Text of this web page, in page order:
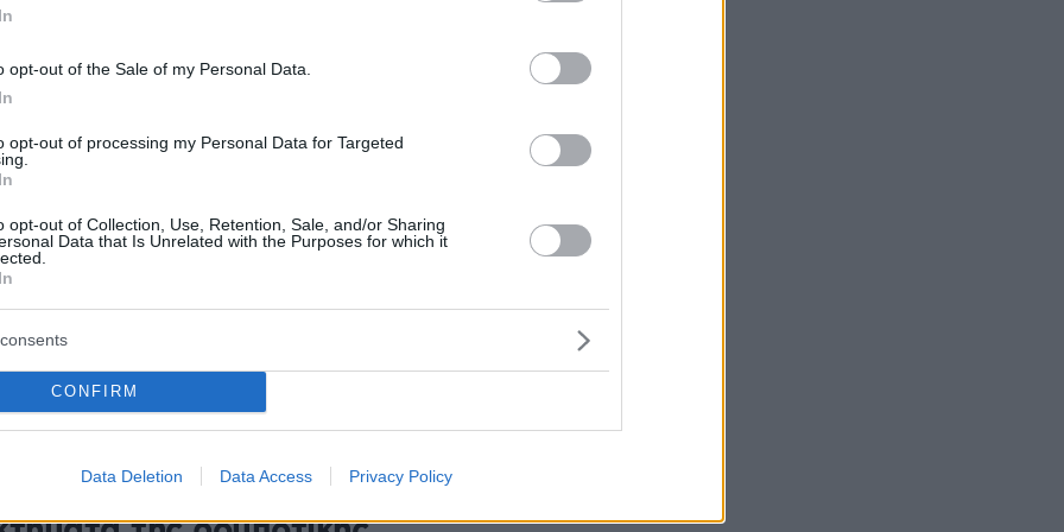
opt-out of the Sale of my Personal Data.
opt-out of processing my Personal Data for Targeted
opt-out of Collection, Use, Retention, Sale, and/or Sharing
Data that Is Unrelated with the Purposes for which it
CONFIRM
Data Deletion Data Access Privacy Policy
την 72χρονη ζήτησε ο υπουργός Υγείας, Άδωνις
πήρε φωτιά στη διάρκεια
στο νοσοκομείο
- Διατάχθηκε
έρευνα
κάνει λόγο στην ανακοίνωσή της η 1η ΥΠΕ
ατύχημα», ανέφερε ο Άδωνις Γεωργιάδης
καρκίνος: Τα 4